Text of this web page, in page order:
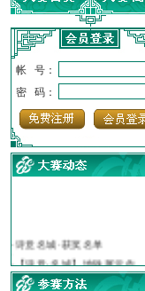
帐 号：
密 码：
·【诗意·名城】地铁展示作...
· 诗意名城·地铁时间
地铁完美呈现【诗意·名城...